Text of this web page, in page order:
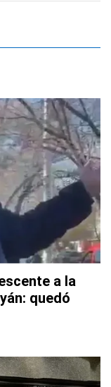
a la
quedó